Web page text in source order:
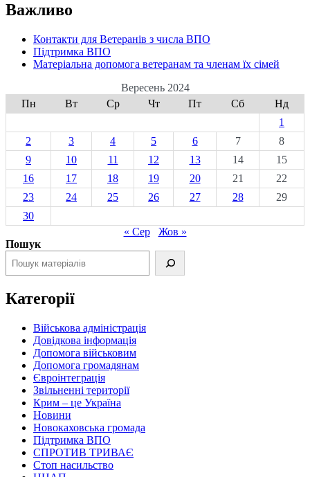
Важливо
Контакти для Ветеранів з числа ВПО
Підтримка ВПО
Матеріальна допомога ветеранам та членам їх сімей
Вересень 2024
Пн
Вт Ср Чт Пт Сб
Нд
1
2
3 4 5 6 7
8
9
10 11 12 13 14
15
16
17 18 19 20 21
22
23
24 25 26 27 28
29
30
« Сер
Жов »
Пошук
Категорії
Військова адміністрація
Довідкова інформація
Допомога військовим
Допомога громадянам
Євроінтеграція
Звільненні території
Крим – це Україна
Новини
Новокаховська громада
Підтримка ВПО
СПРОТИВ ТРИВАЄ
Стоп насильство